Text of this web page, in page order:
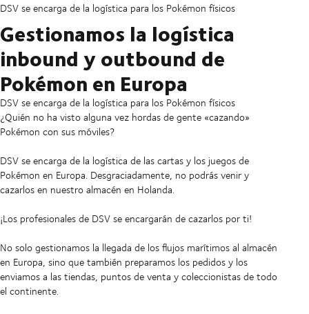
DSV se encarga de la logística para los Pokémon físicos
Gestionamos la logística
inbound y outbound de
Pokémon en Europa
DSV se encarga de la logística para los Pokémon físicos
¿Quién no ha visto alguna vez hordas de gente «cazando»
Pokémon con sus móviles?
DSV se encarga de la logística de las cartas y los juegos de
Pokémon en Europa. Desgraciadamente, no podrás venir y
cazarlos en nuestro almacén en Holanda.
¡Los profesionales de DSV se encargarán de cazarlos por ti!
No solo gestionamos la llegada de los flujos marítimos al almacén
en Europa, sino que también preparamos los pedidos y los
enviamos a las tiendas, puntos de venta y coleccionistas de todo
el continente.